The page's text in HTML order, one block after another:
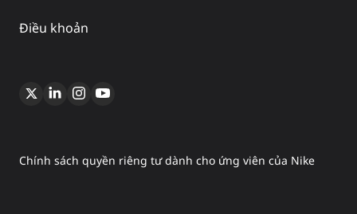
Điều khoản
Chính sách quyền riêng tư dành cho ứng viên của Nike